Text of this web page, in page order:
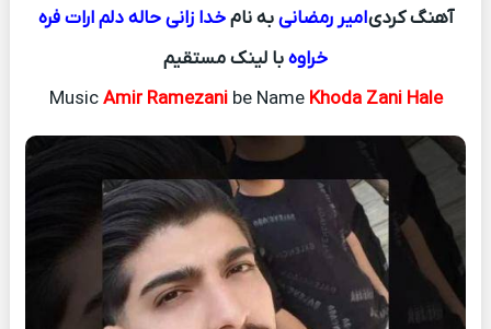
آهنگ کردیامیر رمضانیبه نامخدا زانی حاله دلم ارات فره
خراوهبا لینک مستقیم
MusicAmir Ramezani be NameKhoda Zani Hale